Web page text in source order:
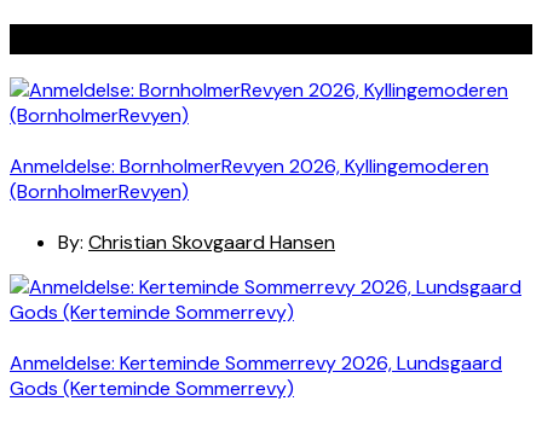
Anmeldelse: BornholmerRevyen 2026, Kyllingemoderen
(BornholmerRevyen)
By: Christian Skovgaard Hansen
Anmeldelse: Kerteminde Sommerrevy 2026, Lundsgaard
Gods (Kerteminde Sommerrevy)